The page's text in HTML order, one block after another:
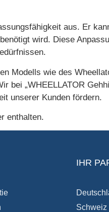
aus. Er
wird. Diese
Modells wie des
bei „WHEELLATOR
unserer Kunden fördern.
enthalten.
IHR
Schweiz